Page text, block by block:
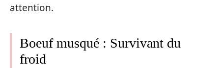
attention.
Boeuf musqué : Survivant du
froid